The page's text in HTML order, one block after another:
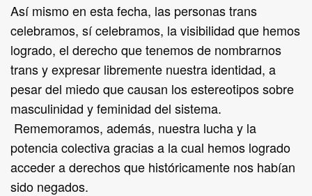
Así mismo en esta fecha, las personas trans
celebramos, sí celebramos, la visibilidad que hemos
logrado, el derecho que tenemos de nombrarnos
trans y expresar libremente nuestra identidad, a
pesar del miedo que causan los estereotipos sobre
masculinidad y feminidad del sistema.
Rememoramos, además, nuestra lucha y la
potencia colectiva gracias a la cual hemos logrado
acceder a derechos que históricamente nos habían
sido negados.